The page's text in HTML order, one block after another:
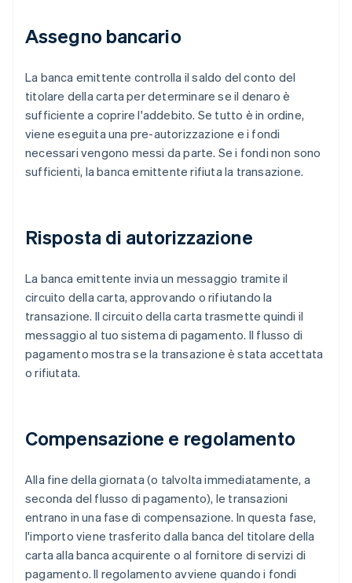
Assegno bancario
La banca emittente controlla il saldo del conto del
titolare della carta per determinare se il denaro è
sufficiente a coprire l'addebito. Se tutto è in ordine,
viene eseguita una pre-autorizzazione e i fondi
necessari vengono messi da parte. Se i fondi non sono
sufficienti, la banca emittente rifiuta la transazione.
Risposta di autorizzazione
La banca emittente invia un messaggio tramite il
circuito della carta, approvando o rifiutando la
transazione. Il circuito della carta trasmette quindi il
messaggio al tuo sistema di pagamento. Il flusso di
pagamento mostra se la transazione è stata accettata
o rifiutata.
Compensazione e regolamento
Alla fine della giornata (o talvolta immediatamente, a
seconda del flusso di pagamento), le transazioni
entrano in una fase di compensazione. In questa fase,
l'importo viene trasferito dalla banca del titolare della
carta alla banca acquirente o al fornitore di servizi di
pagamento. Il regolamento avviene quando i fondi